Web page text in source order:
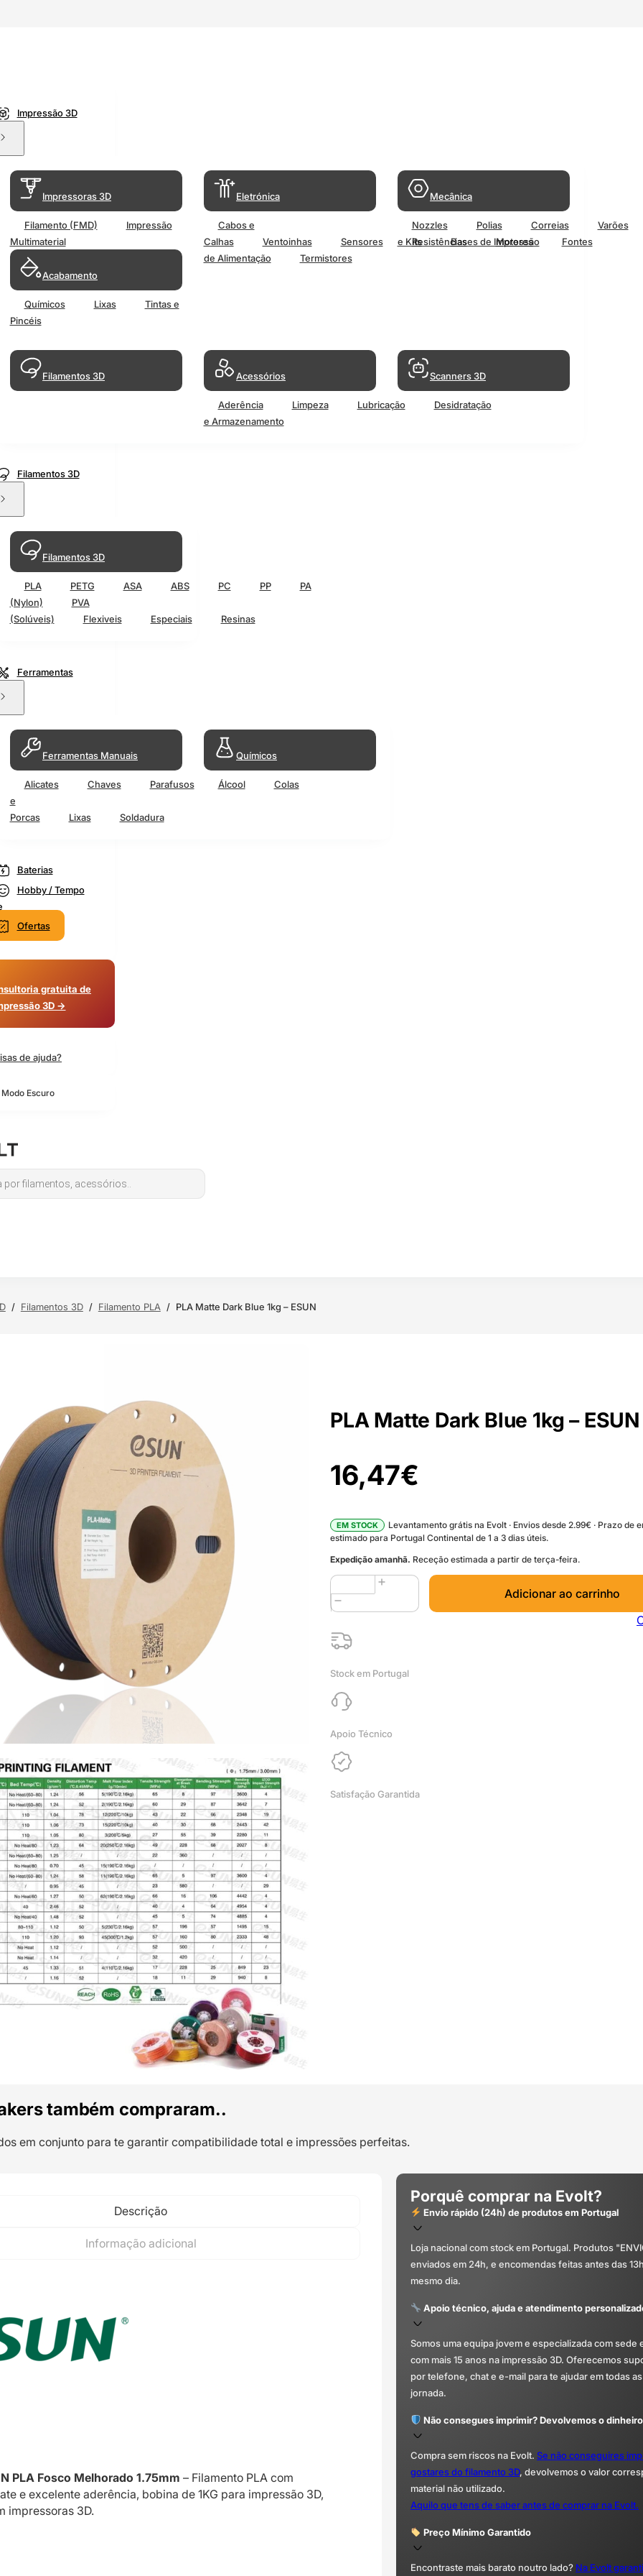
Impressão 3D
Impressoras 3D
Filamento (FMD)
Impressão
Multimaterial
Acabamento
Químicos Lixas
Tintas e
Pincéis
Eletrónica
Cabos e
Calhas
Ventoinhas Sensores Resistências Motores
Fontes
de Alimentação
Termistores
Mecânica
Nozzles Polias Correias
Varões
e Kits
Bases de Impressão
Filamentos 3D Acessórios
Aderência Limpeza Lubricação
Desidratação
e Armazenamento
Scanners 3D
Filamentos 3D
Filamentos 3D
PLA PETG ASA ABS PC PP
PA
(Nylon)
PVA
(Solúveis)
Flexiveis Especiais Resinas
Ferramentas
Ferramentas Manuais
Alicates Chaves
Parafusos
e
Porcas
Lixas Soldadura
Químicos
Álcool Colas
Baterias
Hobby / Tempo
Ofertas
gratuita de
3D →
de ajuda?
Escuro
/ Filamentos 3D / Filamento PLA / PLA Matte Dark Blue 1kg – ESUN
PLA Matte Dark Blue 1kg – ESUN
16,47€
EM STOCK
Levantamento grátis na Evolt · Envios desde 2.99€ · Prazo de
estimado para Portugal Continental de 1 a 3 dias úteis.
Expedição amanhã. Receção estimada a partir de terça-feira.
Quantidade
de
PLA
Matte
Dark
1kg
-
ESUN
Adicionar ao carrinho
Stock em Portugal
Apoio Técnico
Satisfação Garantida
também compraram..
em conjunto para te garantir compatibilidade total e impressões perfeitas.
Descrição
Informação adicional
PLA Fosco Melhorado 1.75mm – Filamento PLA com
e excelente aderência, bobina de 1KG para impressão 3D,
impressoras 3D.
Porquê comprar na Evolt?
Envio rápido (24h) de produtos em Portugal
Loja nacional com stock em Portugal. Produtos
enviados em 24h, e encomendas feitas antes das
mesmo dia.
Apoio técnico, ajuda e atendimento
Somos uma equipa jovem e especializada com sede
com mais 15 anos na impressão 3D. Oferecemos
por telefone, chat e e-mail para te ajudar em todas
jornada.
Não consegues imprimir? Devolvemos o
Compra sem riscos na Evolt. Se não conseguires
gostares do filamento 3D, devolvemos o valor
material não utilizado.
Aquilo que tens de saber antes de comprar na Evolt.
Preço Mínimo Garantido
Encontraste mais barato noutro lado? Na Evolt